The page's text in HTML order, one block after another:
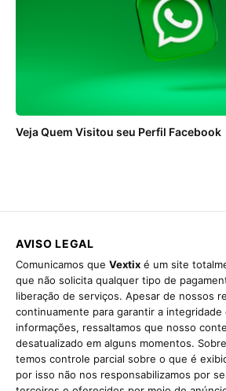
Veja Quem Visitou seu Perfil Facebook
AVISO LEGAL
Comunicamos que Vextix é um site
que não solicita qualquer tipo de
liberação de serviços. Apesar de nossos
continuamente para garantir a integridade
informações, ressaltamos que nosso
desatualizado em alguns momentos.
temos controle parcial sobre o que é
por isso não nos responsabilizamos por